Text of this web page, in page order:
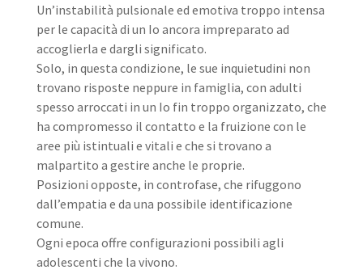
Un’instabilità pulsionale ed emotiva troppo intensa
per le capacità di un Io ancora impreparato ad
accoglierla e dargli significato.
Solo, in questa condizione, le sue inquietudini non
trovano risposte neppure in famiglia, con adulti
spesso arroccati in un Io fin troppo organizzato, che
ha compromesso il contatto e la fruizione con le
aree più istintuali e vitali e che si trovano a
malpartito a gestire anche le proprie.
Posizioni opposte, in controfase, che rifuggono
dall’empatia e da una possibile identificazione
comune.
Ogni epoca offre configurazioni possibili agli
adolescenti che la vivono.